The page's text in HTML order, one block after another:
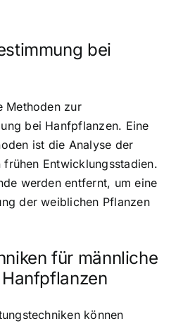
bei
Methoden zur
bei Hanfpflanzen. Eine
ist die Analyse der
Entwicklungsstadien.
werden entfernt, um eine
der weiblichen Pflanzen
für männliche
können